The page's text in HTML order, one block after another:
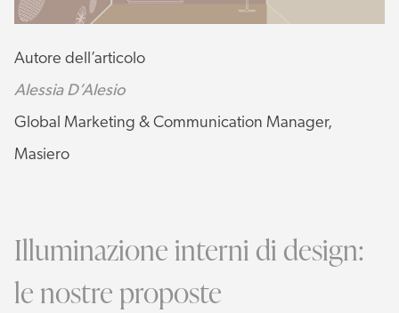
Autore dell’articolo
Alessia D’Alesio
Global Marketing & Communication Manager,
Masiero
Illuminazione interni di design:
le nostre proposte